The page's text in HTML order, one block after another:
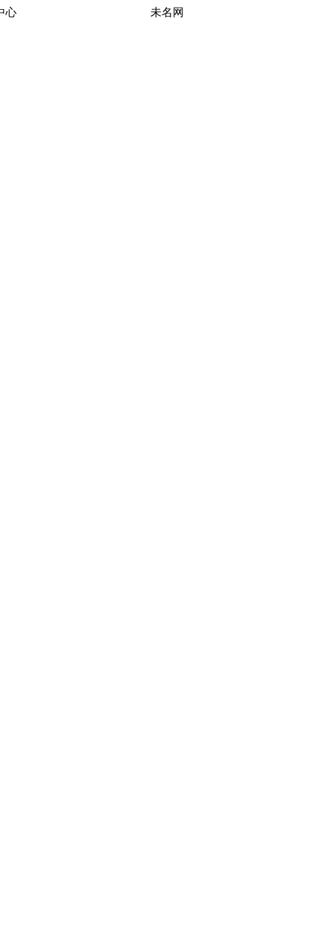
研究中心 未名网